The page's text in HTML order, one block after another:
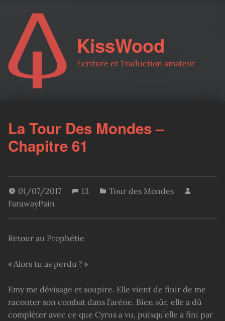
KissWood
Ecriture et Traduction amateur
La Tour Des Mondes –
Chapitre 61
01/07/2017 13
Tour des Mondes
FarawayPain
Retour au Prophétie
« Alors tu as perdu ? »
Emy me dévisage et soupire. Elle vient de finir de me
raconter son combat dans l’arène. Bien sûr, elle a dû
compléter avec ce que Cyrus a vu, puisqu’elle a fini par